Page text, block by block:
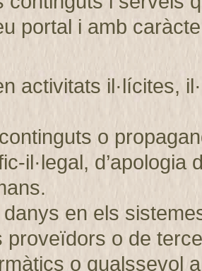
portal i amb
activitats il·lícites,
o
il·legal,
en els
proveïdors o de
o qualssevol